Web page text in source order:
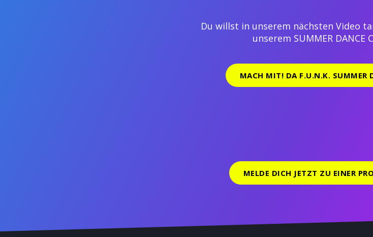
Du willst in unserem nächsten Video
unserem SUMMER DANCE
MACH MIT! DA F.U.N.K. SUMMER
MELDE DICH JETZT ZU EINER